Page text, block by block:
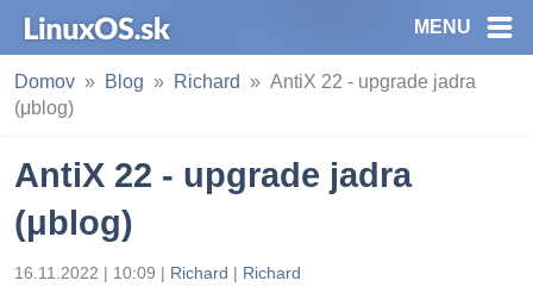
MENU
Domov Blog Richard
AntiX 22 - upgrade jadra
(μblog)
AntiX 22 - upgrade jadra
(μblog)
16.11.2022 | 10:09 | Richard | Richard